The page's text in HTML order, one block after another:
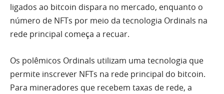
ligados ao bitcoin dispara no mercado, enquanto o
número de NFTs por meio da tecnologia Ordinals na
rede principal começa a recuar.
Os polêmicos Ordinals utilizam uma tecnologia que
permite inscrever NFTs na rede principal do bitcoin.
Para mineradores que recebem taxas de rede, a